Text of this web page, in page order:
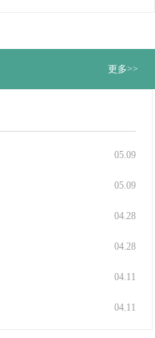
2026年春季开学全体教职工大会
更多>>
05.09
05.09
04.28
04.28
04.11
04.11